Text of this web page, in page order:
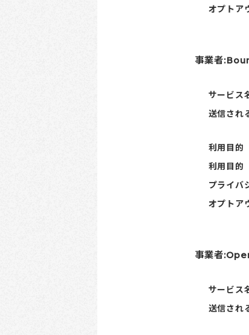
オプトア
事業者
サービス
送信され
利用目的
利用目的
プライバ
オプトア
事業者
サービス
送信され